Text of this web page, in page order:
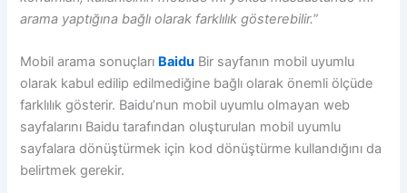
arama yaptığına bağlı olarak farklılık gösterebilir.”
Mobil arama sonuçları Baidu Bir sayfanın mobil uyumlu
olarak kabul edilip edilmediğine bağlı olarak önemli ölçüde
farklılık gösterir. Baidu’nun mobil uyumlu olmayan web
sayfalarını Baidu tarafından oluşturulan mobil uyumlu
sayfalara dönüştürmek için kod dönüştürme kullandığını da
belirtmek gerekir.